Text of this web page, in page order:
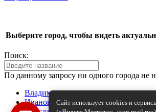
Сайт использует cookies и
ВКонтакте
Max
+7 (905) 143-88-33
Выберите город, чтобы видеть
Поиск:
По данному запросу ни одного города не
Владимир
Иваново